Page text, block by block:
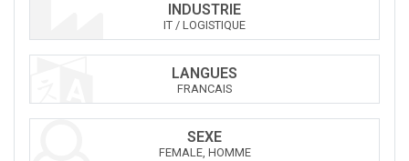
INDUSTRIE
IT / LOGISTIQUE
LANGUES
FRANCAIS
SEXE
FEMALE, HOMME